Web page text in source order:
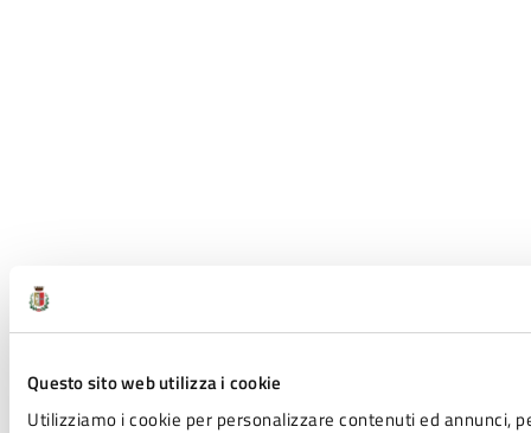
Questo sito web utilizza i cookie
Utilizziamo i cookie per personalizzare contenuti ed annunci,